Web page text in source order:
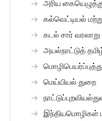
அரிய
கல்வெட்டியல்
கடல் சார்
அயல்நாட்டுத்
மெய்யியல் துறை
இந்தியமொழிகள்